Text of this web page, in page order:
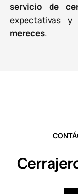
servicio de
expectativas
mereces.